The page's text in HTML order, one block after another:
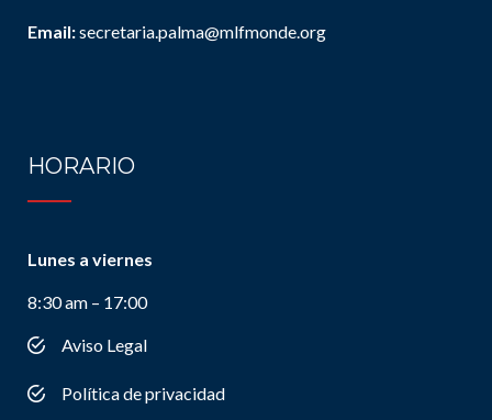
Email:secretaria.palma@mlfmonde.org
HORARIO
Lunes a viernes
8:30 am – 17:00
Aviso Legal
Política de privacidad